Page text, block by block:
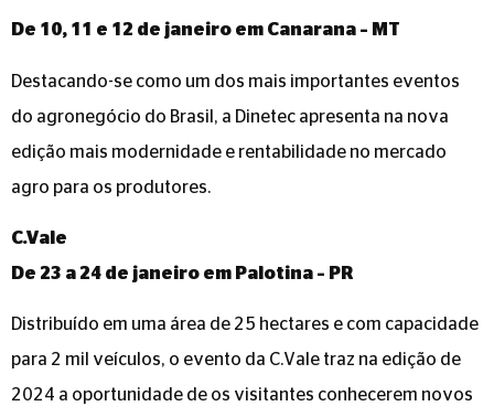
De 10, 11 e 12 de janeiro em Canarana – MT
Destacando-se como um dos mais importantes eventos
do agronegócio do Brasil, a Dinetec apresenta na nova
edição mais modernidade e rentabilidade no mercado
agro para os produtores.
C.Vale
De 23 a 24 de janeiro em Palotina – PR
Distribuído em uma área de 25 hectares e com capacidade
para 2 mil veículos, o evento da C.Vale traz na edição de
2024 a oportunidade de os visitantes conhecerem novos